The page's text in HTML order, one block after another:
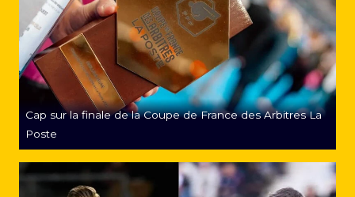
Cap sur la finale de la Coupe de France des Arbitres La
Poste